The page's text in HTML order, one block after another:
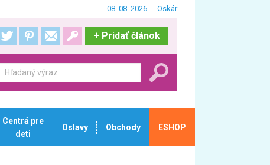
08. 08. 2026 Oskár
+ Pridať článok
Centrá pre
deti
Oslavy Obchody ESHOP